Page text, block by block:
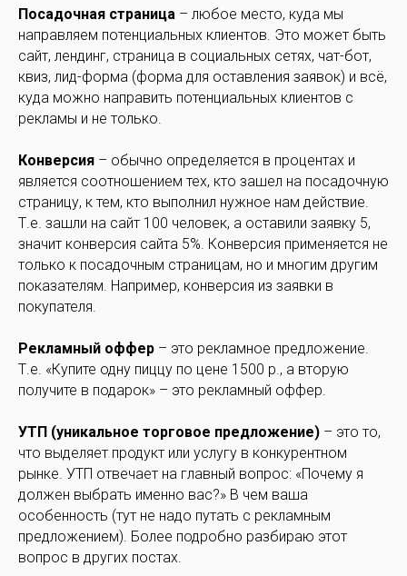
Посадочная страница – любое место, куда мы
направляем потенциальных клиентов. Это может быть
сайт, лендинг, страница в социальных сетях, чат-бот,
квиз, лид-форма (форма для оставления заявок) и всё,
куда можно направить потенциальных клиентов с
рекламы и не только.
Конверсия – обычно определяется в процентах и
является соотношением тех, кто зашел на посадочную
страницу, к тем, кто выполнил нужное нам действие.
Т.е. зашли на сайт 100 человек, а оставили заявку 5,
значит конверсия сайта 5%. Конверсия применяется не
только к посадочным страницам, но и многим другим
показателям. Например, конверсия из заявки в
покупателя.
Рекламный оффер – это рекламное предложение.
Т.е. «Купите одну пиццу по цене 1500 р., а вторую
получите в подарок» – это рекламный оффер.
УТП (уникальное торговое предложение) – это то,
что выделяет продукт или услугу в конкурентном
рынке. УТП отвечает на главный вопрос: «Почему я
должен выбрать именно вас?» В чем ваша
особенность (тут не надо путать с рекламным
предложением). Более подробно разбираю этот
вопрос в других постах.